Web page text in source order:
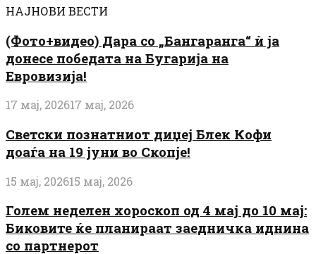
НАЈНОВИ ВЕСТИ
(Фото+видео) Дара со „Бангаранга“ ѝ ја
донесе победата на Бугарија на
Евровизија!
17 мај, 202617 мај, 2026
Светски познатниот диџеј Блек Кофи
доаѓа на 19 јуни во Скопје!
15 мај, 202615 мај, 2026
Голем неделен хороскоп од 4 мај до 10 мај:
Биковите ќе планираат заедничка иднина
со партнерот